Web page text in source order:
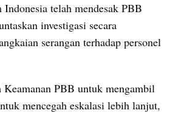
telah mendesak PBB
investigasi secara
serangan terhadap personel
PBB untuk mengambil
mencegah eskalasi lebih lanjut,